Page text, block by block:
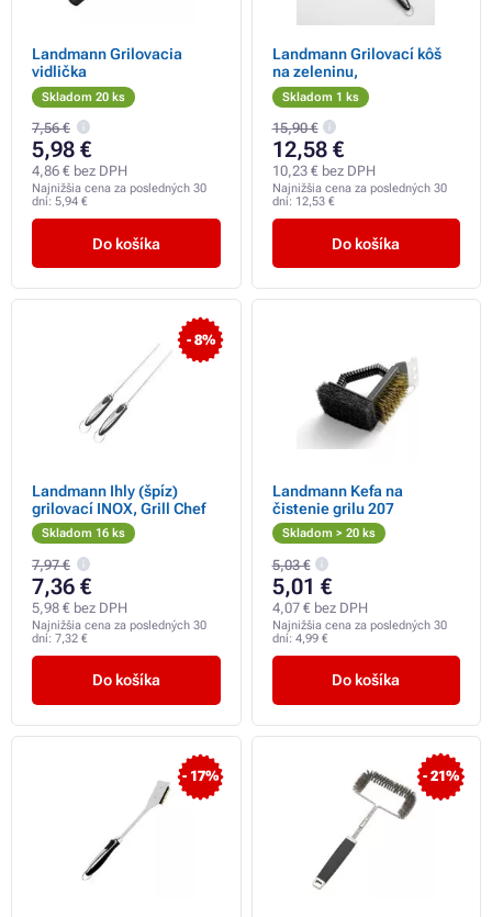
Landmann Grilovacia
vidlička
Skladom 20 ks
7,56 €
5,98 €
4,86 € bez DPH
Najnižšia cena za posledných 30
dní: 5,94 €
Do košíka
Landmann Grilovací kôš
na zeleninu,
Skladom 1 ks
15,90 €
12,58 €
10,23 € bez DPH
Najnižšia cena za posledných 30
dní: 12,53 €
Do košíka
- 8%
Landmann Ihly (špíz)
grilovací INOX, Grill Chef
Skladom 16 ks
7,97 €
7,36 €
5,98 € bez DPH
Najnižšia cena za posledných 30
dní: 7,32 €
Do košíka
Landmann Kefa na
čistenie grilu 207
Skladom > 20 ks
5,03 €
5,01 €
4,07 € bez DPH
Najnižšia cena za posledných 30
dní: 4,99 €
Do košíka
- 17% - 21%